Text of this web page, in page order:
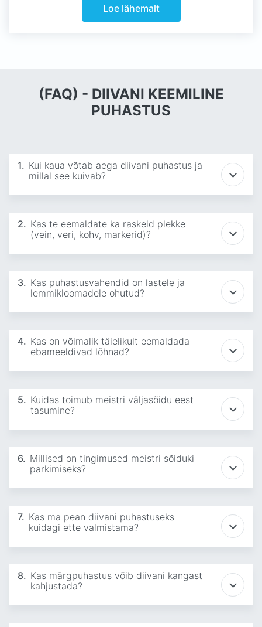
Loe lähemalt
(FAQ) - DIIVANI KEEMILINE
PUHASTUS
1. Kui kaua võtab aega diivani puhastus ja
millal see kuivab?
2. Kas te eemaldate ka raskeid plekke
(vein, veri, kohv, markerid)?
3. Kas puhastusvahendid on lastele ja
lemmikloomadele ohutud?
4. Kas on võimalik täielikult eemaldada
ebameeldivad lõhnad?
5. Kuidas toimub meistri väljasõidu eest
tasumine?
6. Millised on tingimused meistri sõiduki
parkimiseks?
7. Kas ma pean diivani puhastuseks
kuidagi ette valmistama?
8. Kas märgpuhastus võib diivani kangast
kahjustada?